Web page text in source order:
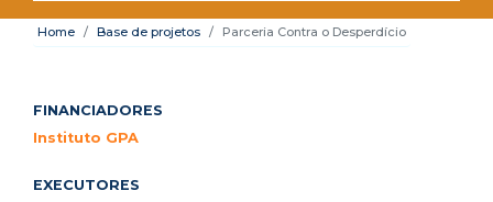
Home Base de projetos Parceria Contra o Desperdício
FINANCIADORES
Instituto GPA
EXECUTORES